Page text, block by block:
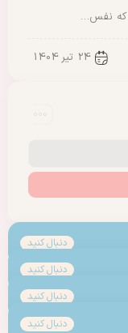
که نفس…
24 تیر 1404
دنبال کنید
دنبال کنید
دنبال کنید
دنبال کنید